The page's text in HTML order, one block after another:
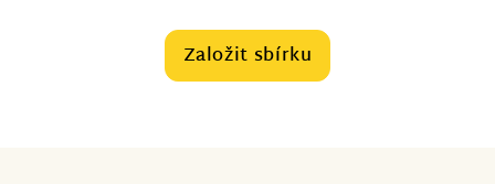
Založit sbírku